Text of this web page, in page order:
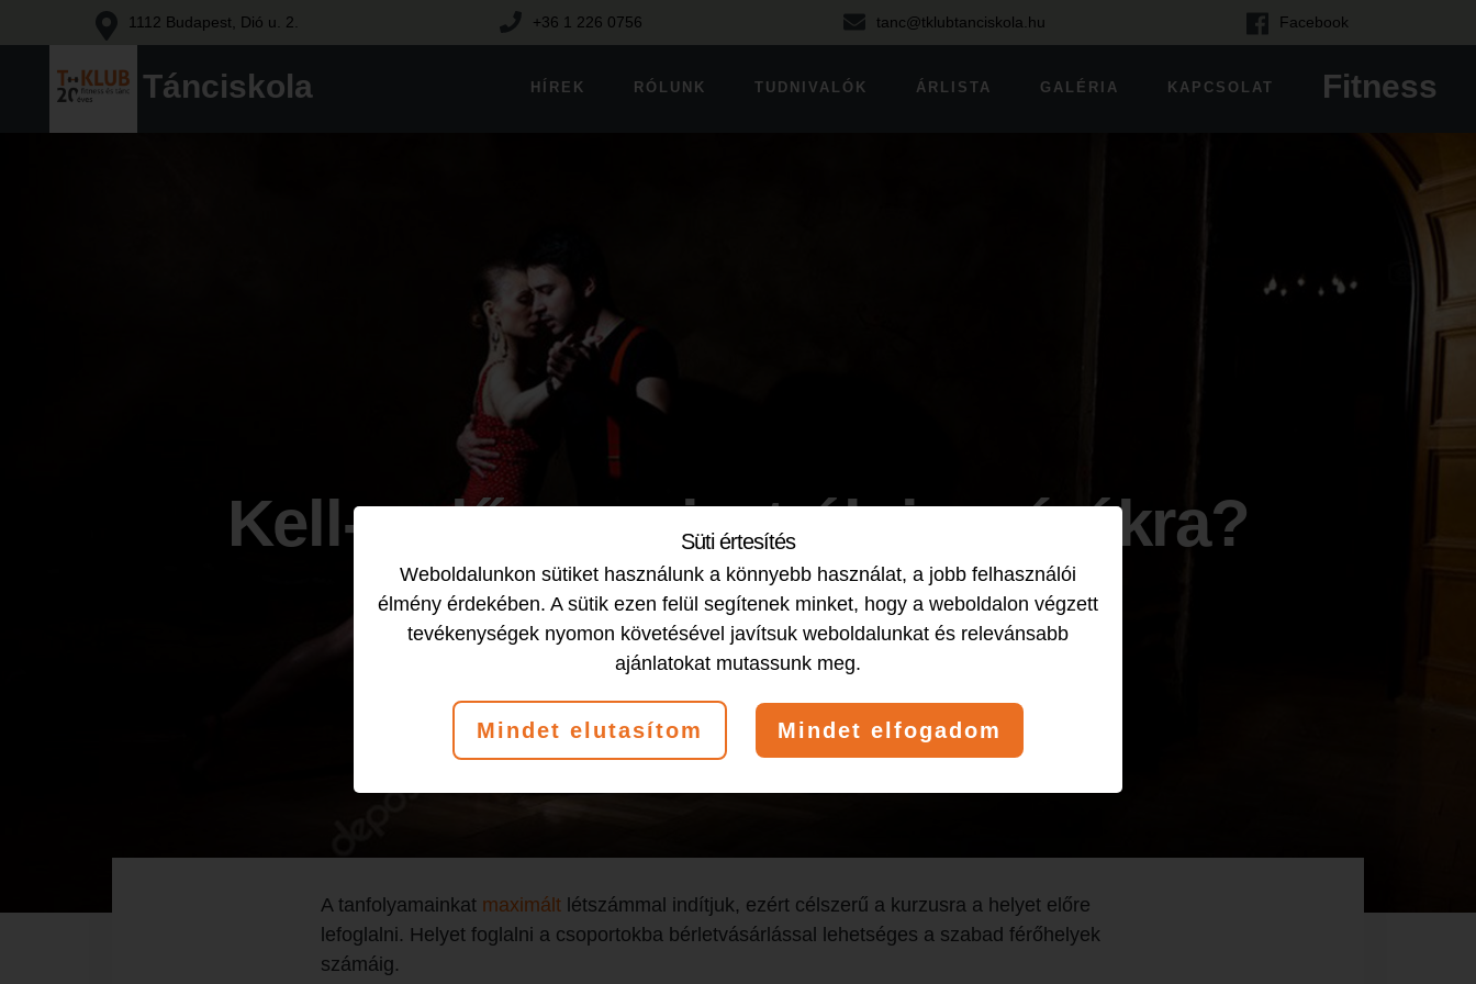
1112 Budapest, Dió u. 2. +36 1 226 0756 tanc@tklubtanciskola.hu Facebook
Társastánc
Budapesten
Tánciskola HÍREK RÓLUNK TUDNIVALÓK ÁRLISTA GALÉRIA KAPCSOLAT Fitness
Kell-e előre regisztrálni az órákra?
A tanfolyamainkat maximált létszámmal indítjuk, ezért célszerű a kurzusra a helyet előre
lefoglalni. Helyet foglalni a csoportokba bérletvásárlással lehetséges a szabad férőhelyek
számáig.
Süti értesítés
Weboldalunkon sütiket használunk a könnyebb használat, a jobb felhasználói
élmény érdekében. A sütik ezen felül segítenek minket, hogy a weboldalon végzett
tevékenységek nyomon követésével javítsuk weboldalunkat és relevánsabb
ajánlatokat mutassunk meg.
Mindet elutasítom Mindet elfogadom